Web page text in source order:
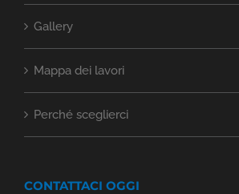
Gallery
Mappa dei lavori
Perché sceglierci
CONTATTACI OGGI